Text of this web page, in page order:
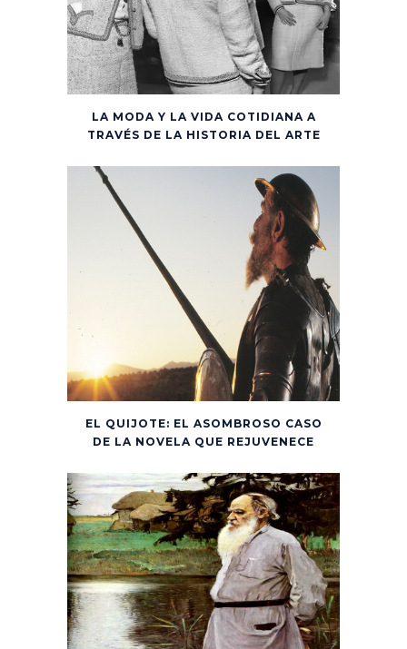
LA MODA Y LA VIDA COTIDIANA A
TRAVÉS DE LA HISTORIA DEL ARTE
EL QUIJOTE: EL ASOMBROSO CASO
DE LA NOVELA QUE REJUVENECE